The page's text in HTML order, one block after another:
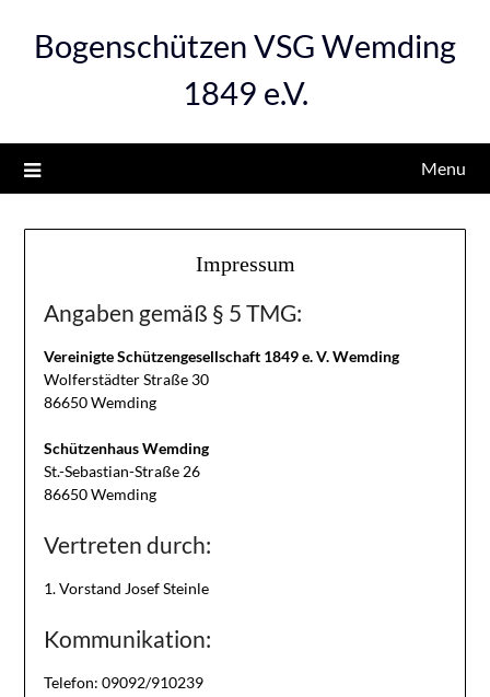
Bogenschützen VSG Wemding
1849 e.V.
Menu
Impressum
Angaben gemäß § 5 TMG:
Vereinigte Schützengesellschaft 1849 e. V. Wemding
Wolferstädter Straße 30
86650 Wemding
Schützenhaus Wemding
St.-Sebastian-Straße 26
86650 Wemding
Vertreten durch:
1. Vorstand Josef Steinle
Kommunikation:
Telefon: 09092/910239